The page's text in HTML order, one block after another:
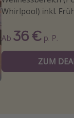
Whirlpool) inkl.
Ab36 € p. P.
ZUM